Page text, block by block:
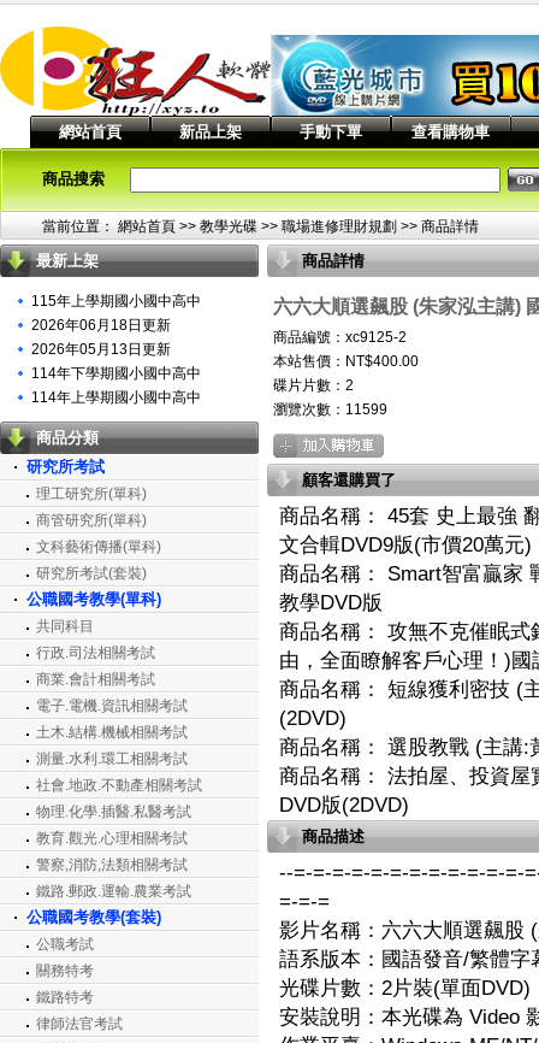
網站首頁 新品上架 手動下單 查看購物車
商品搜索
當前位置： 網站首頁 >> 教學光碟 >> 職場進修理財規劃 >> 商品詳情
最新上架
115年上學期國小國中高中
2026年06月18日更新
2026年05月13日更新
114年下學期國小國中高中
114年上學期國小國中高中
商品分類
研究所考試
理工研究所(單科)
商管研究所(單科)
文科藝術傳播(單科)
研究所考試(套裝)
公職國考教學(單科)
共同科目
行政.司法相關考試
商業.會計相關考試
電子.電機.資訊相關考試
土木.結構.機械相關考試
測量.水利.環工相關考試
社會.地政.不動產相關考試
物理.化學.插醫.私醫考試
教育.觀光.心理相關考試
警察,消防,法類相關考試
鐵路.郵政.運輸.農業考試
公職國考教學(套裝)
公職考試
關務特考
鐵路特考
律師法官考試
商品詳情
六六大順選飆股 (朱家泓主講)
商品編號：xc9125-2
本站售價：NT$400.00
碟片片數：2
瀏覽次數： 11599
顧客還購買了
商品名稱：
45套 史上最強
文合輯DVD9版(市價20萬元)
商品名稱：
Smart智富贏家
教學DVD版
商品名稱：
攻無不克催眠式
由，全面瞭解客戶心理！)國
商品名稱：
短線獲利密技 (
(2DVD)
商品名稱：
選股教戰 (主講:
商品名稱：
法拍屋、投資屋
DVD版(2DVD)
商品描述
--=-=-=-=-=-=-=-=-=-=-=-=-
=-=-=
影片名稱：六六大順選飆股
語系版本：國語發音/繁體字
光碟片數：2片裝(單面DVD)
安裝說明：本光碟為 Video